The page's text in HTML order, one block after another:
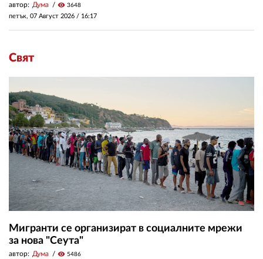
автор: Дума visibility 3648
петък, 07 Август 2026 / 16:17
Свят
Мигранти се организират в социалните мрежи
за нова "Сеута"
автор: Дума visibility 5486